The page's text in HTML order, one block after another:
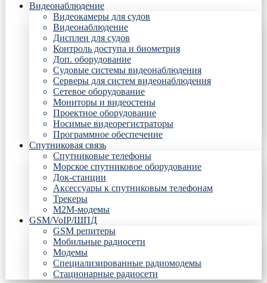
Видеонаблюдение
Видеокамеры для судов
Видеонаблюдение
Дисплеи для судов
Контроль доступа и биометрия
Доп. оборудование
Судовые системы видеонаблюдения
Серверы для систем видеонаблюдения
Сетевое оборудование
Мониторы и видеостены
Проектное оборудование
Носимые видеорегистраторы
Программное обеспечение
Спутниковая связь
Спутниковые телефоны
Морское спутниковое оборудование
Док-станции
Аксессуары к спутниковым телефонам
Трекеры
М2М-модемы
GSM/VoIP/ШПД
GSM репитеры
Мобильные радиосети
Модемы
Специализированные радиомодемы
Стационарные радиосети